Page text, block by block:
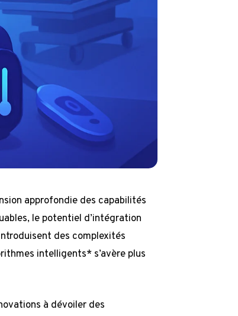
approfondie des capabilités
le potentiel d’intégration
des complexités
intelligents* s’avère plus
à dévoiler des